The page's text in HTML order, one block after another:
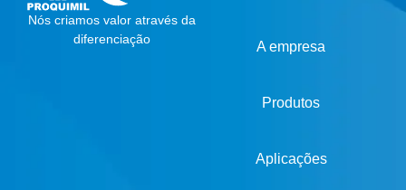
Nós criamos valor através da
diferenciação
A empresa
Produtos
Aplicações